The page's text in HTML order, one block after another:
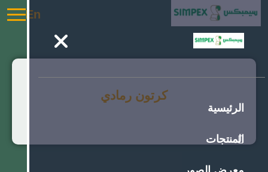
En
الرئيسية
المنتجات
كرتون رمادي